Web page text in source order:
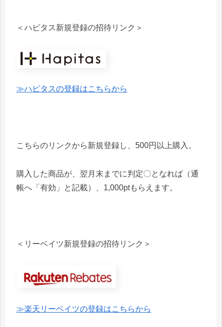
＜ハピタス新規登録の招待リンク＞
≫ハピタスの登録はこちらから
こちらのリンクから新規登録し、500円以上購入。
購入した商品が、翌月末までに判定〇となれば（通
帳へ「有効」と記載）、1,000ptもらえます。
＜リーベイツ新規登録の招待リンク＞
≫楽天リーベイツの登録はこちらから